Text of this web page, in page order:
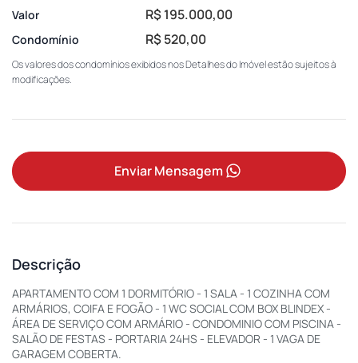
Valor
R$ 195.000,00
Condomínio R$ 520,00
Os valores dos condomínios exibidos nos Detalhes do Imóvel estão sujeitos à
modificações.
Enviar Mensagem
Descrição
APARTAMENTO COM 1 DORMITÓRIO - 1 SALA - 1 COZINHA COM
ARMÁRIOS, COIFA E FOGÃO - 1 WC SOCIAL COM BOX BLINDEX -
ÁREA DE SERVIÇO COM ARMÁRIO - CONDOMINIO COM PISCINA -
SALÃO DE FESTAS - PORTARIA 24HS - ELEVADOR - 1 VAGA DE
GARAGEM COBERTA.